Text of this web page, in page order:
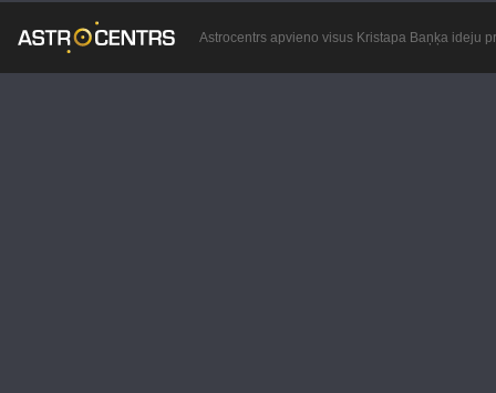
Astrocentrs apvieno visus Kristapa Baņķa ideju